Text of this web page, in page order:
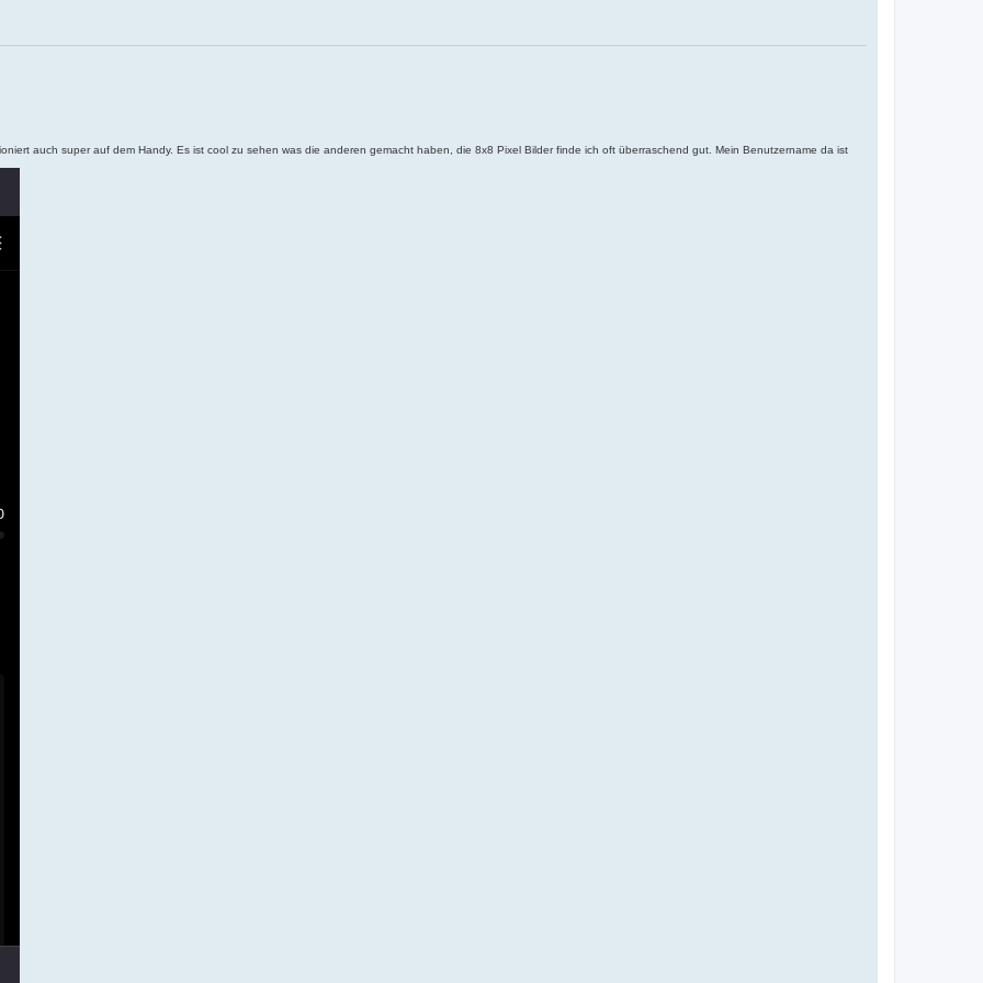
auch super auf dem Handy. Es ist cool zu sehen was die anderen gemacht haben, die 8x8 Pixel Bilder finde ich oft überraschend gut. Mein Benutzername da ist